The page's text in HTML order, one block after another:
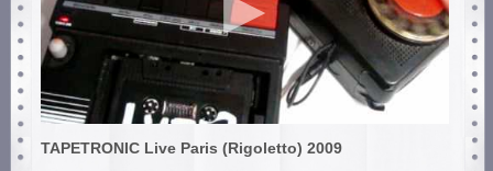
TAPETRONIC Live Paris (Rigoletto) 2009